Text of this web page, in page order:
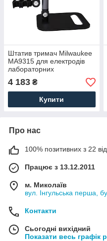
Штатив тримач Milwaukee
MA9315 для електродів
лабораторних
вимірювальних приладів,
Угорщина
4 183 ₴
Купити
Про нас
100% позитивних з 22
Працює з 13.12.2011
м. Миколаїв
вул. Інгульська перша,
Контакти
Сьогодні вихідний
Показати весь графік